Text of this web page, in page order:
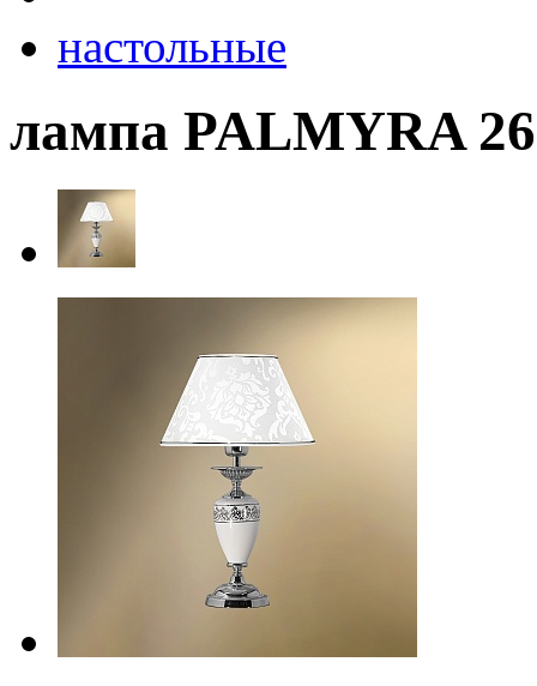
настольные
лампа PALMYRA